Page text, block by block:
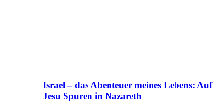
Israel – das Abenteuer meines Lebens: Auf
Jesu Spuren in Nazareth